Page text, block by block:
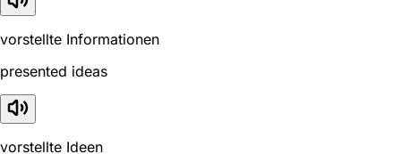
vorstellte Informationen
presented ideas
vorstellte Ideen